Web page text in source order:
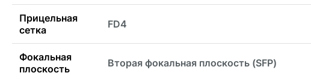
Прицельная
сетка
FD4
Фокальная
плоскость
Вторая фокальная плоскость (SFP)